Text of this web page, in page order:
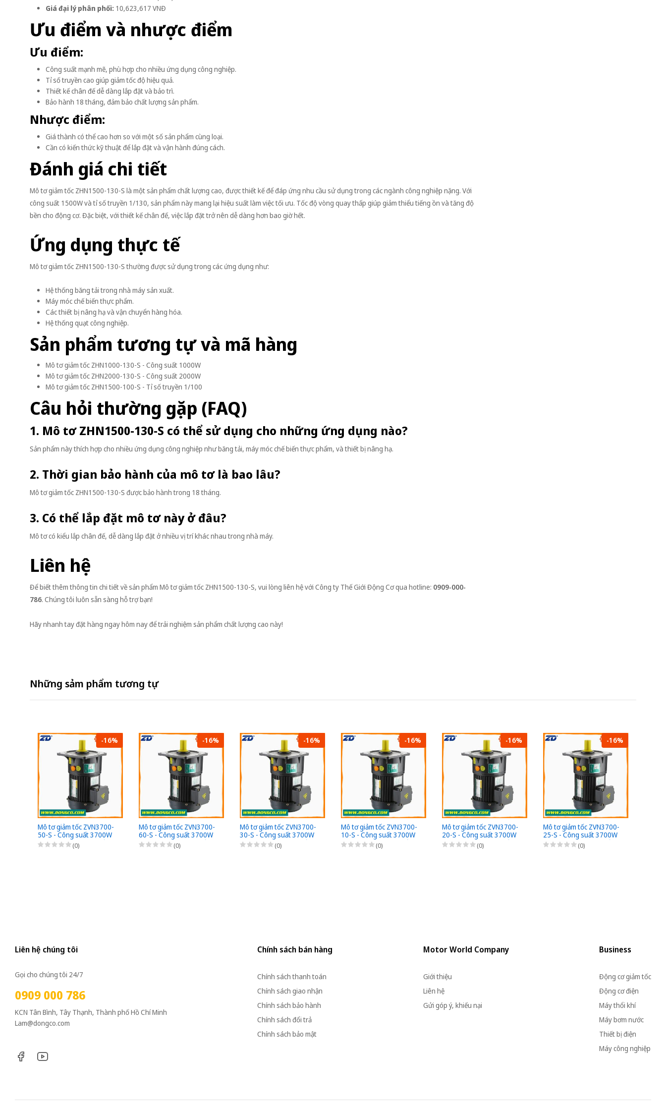
Giá đại lý phân phối: 10,623,617 VNĐ
Ưu điểm và nhược điểm
Ưu điểm:
Công suất mạnh mẽ, phù hợp cho nhiều ứng dụng công nghiệp.
Tỉ số truyền cao giúp giảm tốc độ hiệu quả.
Thiết kế chân đế dễ dàng lắp đặt và bảo trì.
Bảo hành 18 tháng, đảm bảo chất lượng sản phẩm.
Nhược điểm:
Giá thành có thể cao hơn so với một số sản phẩm cùng loại.
Cần có kiến thức kỹ thuật để lắp đặt và vận hành đúng cách.
Đánh giá chi tiết
Mô tơ giảm tốc ZHN1500-130-S là một sản phẩm chất lượng cao, được thiết kế để đáp ứng nhu cầu sử dụng trong các ngành công nghiệp nặng. Với
công suất 1500W và tỉ số truyền 1/130, sản phẩm này mang lại hiệu suất làm việc tối ưu. Tốc độ vòng quay thấp giúp giảm thiểu tiếng ồn và tăng độ
bền cho động cơ. Đặc biệt, với thiết kế chân đế, việc lắp đặt trở nên dễ dàng hơn bao giờ hết.
Ứng dụng thực tế
Mô tơ giảm tốc ZHN1500-130-S thường được sử dụng trong các ứng dụng như:
Hệ thống băng tải trong nhà máy sản xuất.
Máy móc chế biến thực phẩm.
Các thiết bị nâng hạ và vận chuyển hàng hóa.
Hệ thống quạt công nghiệp.
Sản phẩm tương tự và mã hàng
Mô tơ giảm tốc ZHN1000-130-S - Công suất 1000W
Mô tơ giảm tốc ZHN2000-130-S - Công suất 2000W
Mô tơ giảm tốc ZHN1500-100-S - Tỉ số truyền 1/100
Câu hỏi thường gặp (FAQ)
1. Mô tơ ZHN1500-130-S có thể sử dụng cho những ứng dụng nào?
Sản phẩm này thích hợp cho nhiều ứng dụng công nghiệp như băng tải, máy móc chế biến thực phẩm, và thiết bị nâng hạ.
2. Thời gian bảo hành của mô tơ là bao lâu?
Mô tơ giảm tốc ZHN1500-130-S được bảo hành trong 18 tháng.
3. Có thể lắp đặt mô tơ này ở đâu?
Mô tơ có kiểu lắp chân đế, dễ dàng lắp đặt ở nhiều vị trí khác nhau trong nhà máy.
Liên hệ
Để biết thêm thông tin chi tiết về sản phẩm Mô tơ giảm tốc ZHN1500-130-S, vui lòng liên hệ với Công ty Thế Giới Động Cơ qua hotline: 0909-000-
786. Chúng tôi luôn sẵn sàng hỗ trợ bạn!
Hãy nhanh tay đặt hàng ngay hôm nay để trải nghiệm sản phẩm chất lượng cao này!
Những sảm phẩm tương tự
-16%
Mô tơ giảm tốc ZVN3700-
50-S - Công suất 3700W
(5HP) - 1/50 - Chân đế -
3Pha 220/380VAC
(0)
-16%
Mô tơ giảm tốc ZVN3700-
60-S - Công suất 3700W
(5HP) - 1/60 - Chân đế -
3Pha 220/380VAC
(0)
-16%
Mô tơ giảm tốc ZVN3700-
30-S - Công suất 3700W
(5HP) - 1/30 - Chân đế -
3Pha 220/380VAC
(0)
-16%
Mô tơ giảm tốc ZVN3700-
10-S - Công suất 3700W
(5HP) - 1/10 - Chân đế -
3Pha 220/380VAC
(0)
-16%
Mô tơ giảm tốc ZVN3700-
20-S - Công suất 3700W
(5HP) - 1/20 - Chân đế -
3Pha 220/380VAC
(0)
-16%
Mô tơ giảm tốc ZVN3700-
25-S - Công suất 3700W
(5HP) - 1/25 - Chân đế -
3Pha 220/380VAC
(0)
Liên hệ chúng tôi
Gọi cho chúng tôi 24/7
0909 000 786
KCN Tân Bình, Tây Thạnh, Thành phố Hồ Chí Minh
Lam@dongco.com
Chính sách bán hàng
Chính sách thanh toán
Chính sách giao nhận
Chính sách bảo hành
Chính sách đổi trả
Chính sách bảo mật
Motor World Company
Giới thiệu
Liên hệ
Gửi góp ý, khiếu nại
Business
Động cơ giảm tốc
Động cơ điện
Máy thổi khí
Máy bơm nước
Thiết bị điện
Máy công nghiệp